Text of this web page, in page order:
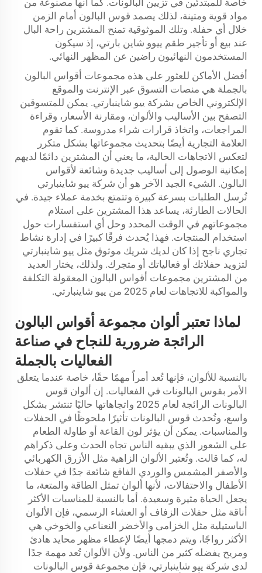
خاصة للمبتدئين في تزيين البالونات. كما أنها مصنوعة من
مواد قوية ومتينة، لذلك يصمد قوس البالون أمام الزمن
خلال أي حفلة. وتلك الموثوقية تمنح المشترين راحة البال
عند بيع أو تأجير طقم ييوو شاين بارتي، إذ سيكون
المستخدمون النهائيون راضين عن المظهر النهائي.
أفضل الأماكن للعثور على هذه مجموعات أقواس البالون
بالجملة هي منصات التسوق عبر الإنترنت والموقع
الإلكتروني الخاص بشركة ييو شاينبارتي. يمكن للمتسوقين
التصفح بين الأساليب والألوان، ومقارنة الأسعار، وقراءة
المراجعات، واتخاذ قرارات شراء مدروسة. كما تقوم
العلامة التجارية أيضًا بتحديث مجموعاتها بشكل متكرر
لتعكس الاتجاهات الحالية، ما يعني أن المشترين دائمًا لديهم
إمكانية الوصول إلى أساليب جديدة وشائعة لأقواس
البالون. الشيء الجيد الآخر هو أن شركة ييو شاينبارتي
تُرسل الطلبات بسرعة كبيرة وتتمتع بخدمة عملاء جيدة. في
الحالات الطارئة، يساعد هذا المشترين على استلام
مجموعاتهم في الوقت المحدد وحل أي استفسارات حول
استخدام المنتجات. فهذا يُحدث فرقًا كبيرًا في إدارة نشاط
تجاري ناجح إذا كان لديك شريك موثوق مثل ييو شاينبارتي
لتزويد حفلاتك أو فعالياتك أو متجرك. ولذلك، يختار العديد
من المشترين مجموعات أقواس البالون المعقولة التكلفة
والمواكبة للاتجاهات لعام 2025 من ييو شاينبارتي.
لماذا تعتبر ألوان مجموعة أقواس البالون
الرائجة ضرورية للنجاح في صناعة
الفعاليات بالجملة
بالنسبة للألوان، فإنها تُعد أمراً مهمًا حقًا، خاصة عندما يتعلق
الأمر بقوس البالونات في الفعاليات. إن ألوان قوس
البالونات الرائجة لعام 2025 واتجاهاتها حاليًا تنتشر بشكل
واسع، وتُحدث قوس البالونات تأثيرًا ملحوظًا في الحفلات
والمناسبات. يمكن أن يؤثر لون القاعة أو طاولة الطعام
على الشعور الذي يبقيه الناس تجاه الحدث وعلى ذكراهم
له، كما قالت. وتُعتبر الألوان الزاهية مثل الأزرق الكهربائي
والأصفر المشمس والوردي الفاقع شائعة جدًا في حفلات
الأطفال والاحتفالات، لأنها ألوان تمثل الطاقة والمتعة، ما
يجعل الحياة مثيرة وسعيدة. أما بالنسبة للمناسبات الأكثر
أناقة مثل حفلات الزفاف أو العشاء الرسمي، فإن الألوان
الباستيلية مثل الخزامى والأخضر النعناعي والخوخي هي
الأكثر رواجًا، ويتم دمجها أيضًا لإعطاء مظهر محايد هادئ
ومريح يفضله كثير من الناس. ولأن الألوان تُعد مهمة جدًا
لدى شركة ييو شاينبارتي، فإن مجموعة قوس البالونات